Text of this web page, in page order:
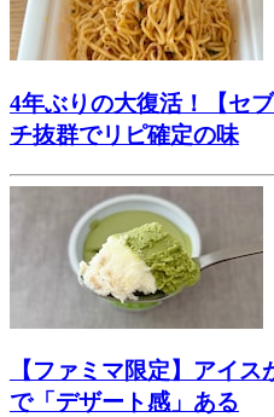
4年ぶりの大復活！【セ
チ抜群でリピ確定の味
【ファミマ限定】アイ
で「デザート感」ある